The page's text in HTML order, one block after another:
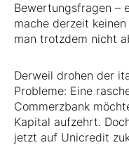
Bewertungsfragen –
mache derzeit
man trotzdem nicht
Derweil drohen der
Probleme: Eine
Commerzbank
Kapital aufzehrt.
jetzt auf Unicredit